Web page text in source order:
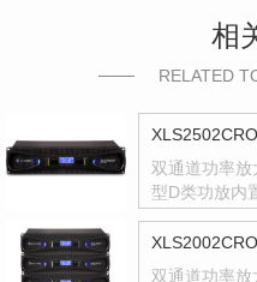
相
RELATED
双通道功率
型D类功放内
双通道功率